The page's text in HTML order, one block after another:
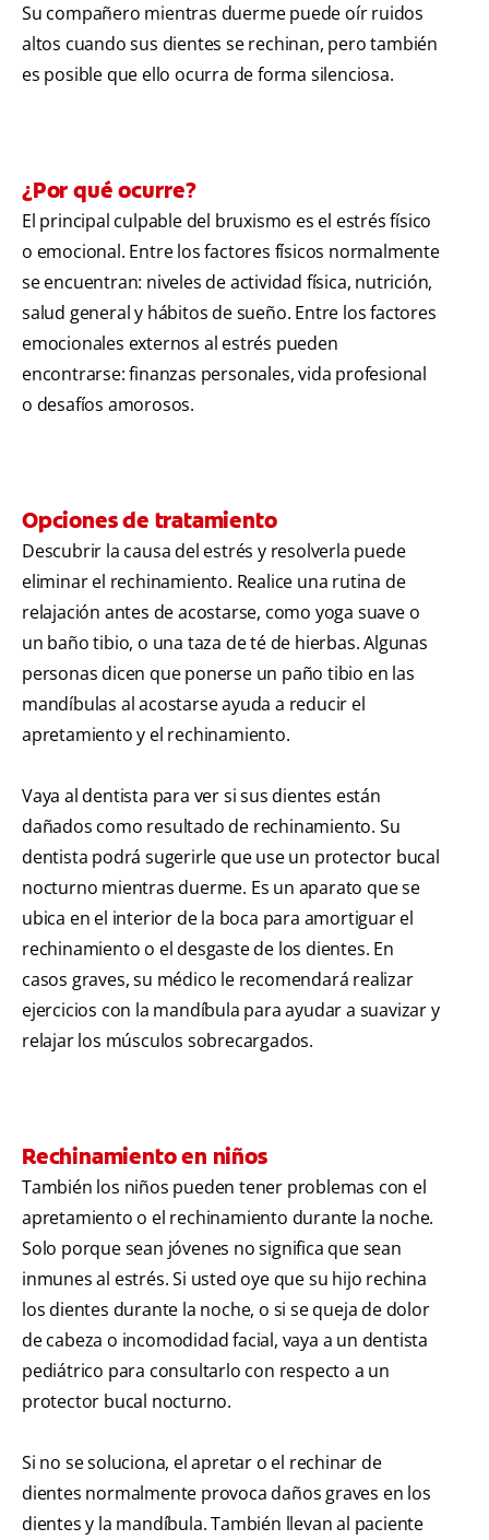
Su compañero mientras duerme puede oír ruidos
altos cuando sus dientes se rechinan, pero también
es posible que ello ocurra de forma silenciosa.
¿Por qué ocurre?
El principal culpable del bruxismo es el estrés físico
o emocional. Entre los factores físicos normalmente
se encuentran: niveles de actividad física, nutrición,
salud general y hábitos de sueño. Entre los factores
emocionales externos al estrés pueden
encontrarse: finanzas personales, vida profesional
o desafíos amorosos.
Opciones de tratamiento
Descubrir la causa del estrés y resolverla puede
eliminar el rechinamiento. Realice una rutina de
relajación antes de acostarse, como yoga suave o
un baño tibio, o una taza de té de hierbas. Algunas
personas dicen que ponerse un paño tibio en las
mandíbulas al acostarse ayuda a reducir el
apretamiento y el rechinamiento.
Vaya al dentista para ver si sus dientes están
dañados como resultado de rechinamiento. Su
dentista podrá sugerirle que use un protector bucal
nocturno mientras duerme. Es un aparato que se
ubica en el interior de la boca para amortiguar el
rechinamiento o el desgaste de los dientes. En
casos graves, su médico le recomendará realizar
ejercicios con la mandíbula para ayudar a suavizar y
relajar los músculos sobrecargados.
Rechinamiento en niños
También los niños pueden tener problemas con el
apretamiento o el rechinamiento durante la noche.
Solo porque sean jóvenes no significa que sean
inmunes al estrés. Si usted oye que su hijo rechina
los dientes durante la noche, o si se queja de dolor
de cabeza o incomodidad facial, vaya a un dentista
pediátrico para consultarlo con respecto a un
protector bucal nocturno.
Si no se soluciona, el apretar o el rechinar de
dientes normalmente provoca daños graves en los
dientes y la mandíbula. También llevan al paciente